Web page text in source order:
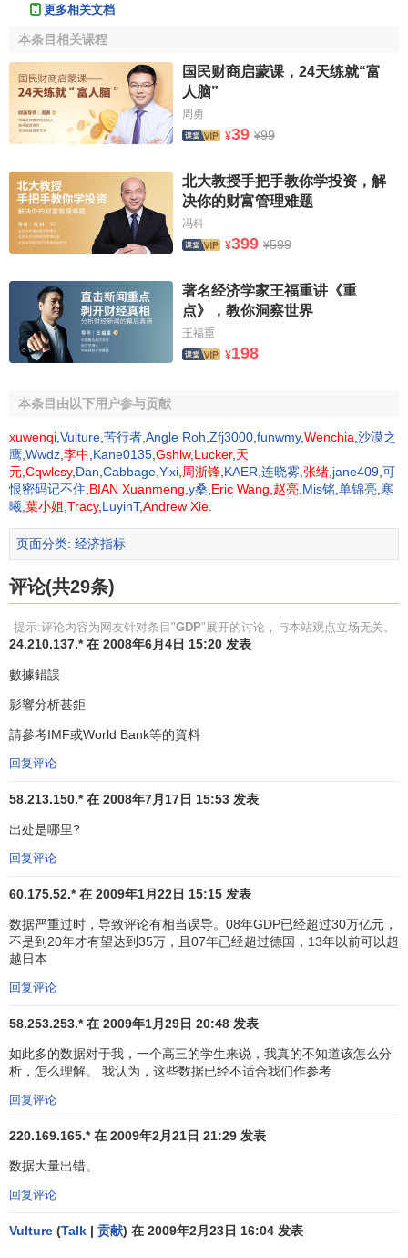
一个国家的经济地位指标，很多与GDP有关，每年，联合国
都要根据各国的“
经济实力的依据。可以说GDP在一定程度上决定了一个国家
承担的国际义务和权利，决定了一个国家在国际社会中所能
发挥的作用，影响到国家的 经济利益
五是GDP的统计比较容易，其具有统计数据
率和失业率 这三个主要的 宏观经济运行指标都有密切关系，
是国家制定宏观调控政策的三大指标中最基础性的指标。
总之，GDP能够提供一个国家经济状况的完整图像，帮
是需要控制，是处于严重衰退还是处于过热之中。甚至有人
认为该指标像灯塔一样，能使政策制定者不会陷入杂乱无章
的数字海洋而不知所措。
虽然说GDP有其优点，但是任何事物都有其两面性，
GDP也有其缺点。随着各国经济的发展以及一些新的问题出
现，依靠GDP指标也带来很多问题，各国也开始采取新的指
标。GDP指标的缺陷一般认为有以下四点:
一是GDP 不核算家庭为自己提供的没有报酬的家务劳
动，不能完全正确反映社会的劳动的成果；
二是GDP不能反映经济增长对资源环境所造成的负面影
响和资源消耗的代价。也就是说GDP无法衡量增长的代价，
不能度量因环境变坏所付出的社会成本
三是GDP不能完全反映物质满足人们需求的普遍性；
分配的公平性，不能综合反映人均生活质量，不能衡量快
乐、幸福
官员的政绩，有助于激励地方政府官员努力实现更多物质产
期行为。
的统计而难以度量经济增长的质量，另外，传统GDP核算只
限于那些货币化的部门进行评价，而忽视了资源损耗与环境
问题等，即其核算难以计量社会经济发展成本 ，不能反映一
个国家和人民当前和将来
GDP的测算有三种方法：
1.生产法
耗
2.收入法：
GDP＝∑各产业部门劳动者报酬＋∑各产业部门
利润
更多相关文档
本条目相关课程
国民财商启蒙课，24天练就“富
人脑”
周勇
¥39 ¥99
北大教授手把手教你学投资，解
决你的财富管理难题
冯科
¥399 ¥599
著名经济学家王福重讲《重
点》，教你洞察世界
王福重
¥198
本条目由以下用户参与贡献
xuwenqi Vulture 苦行者 Angle Roh Zfj3000 funwmy,Wenchia 沙漠之
鹰 Wwdz 李中 Kane0135 Gshlw, Lucker, 天
元 Cqwlcsy, Dan Cabbage Yixi 周浙锋 KAER 连晓雾 张绪 jane409 可
恨密码记不住 BIAN Xuanmeng y桑 Eric Wang 赵亮 Mis铭 单锦亮 寒
曦 葉小姐 Tracy, LuyinT,Andrew Xie
页面分类: 经济指标
评论(共29条)
提示:评论内容为网友针对条目"GDP"展开的讨论，与本站观点立场无关。
24.210.137.* 在 2008年6月4日 15:20 发表
數據錯誤
影響分析甚鉅
請參考IMF或World Bank等的資料
回复评论
58.213.150.* 在 2008年7月17日 15:53 发表
出处是哪里?
回复评论
60.175.52.* 在 2009年1月22日 15:15 发表
数据严重过时，导致评论有相当误导。08年GDP已经超过30万亿元，
不是到20年才有望达到35万，且07年已经超过德国，13年以前可以超
越日本
回复评论
58.253.253.* 在 2009年1月29日 20:48 发表
如此多的数据对于我，一个高三的学生来说，我真的不知道该怎么分
析，怎么理解。 我认为，这些数据已经不适合我们作参考
回复评论
220.169.165.* 在 2009年2月21日 21:29 发表
数据大量出错。
回复评论
Vulture (Talk | 贡献) 在 2009年2月23日 16:04 发表